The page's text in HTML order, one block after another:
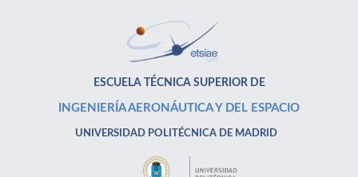
ESCUELA TÉCNICA SUPERIOR DE
INGENIERÍA AERONÁUTICA Y DEL ESPACIO
UNIVERSIDAD POLITÉCNICA DE MADRID